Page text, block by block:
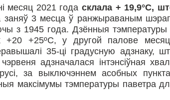
месяц 2021 годасклала + 19,9°С,
заняў 3 месца ў ранжыраваным
з 1945 года. Дзённыя тэмпературы
+20 +25ºС, у другой палове
35-ці градусную адзнаку,
адзначалася інтэнсіўная
за выключэннем асобных
максімумы тэмпературы паветра